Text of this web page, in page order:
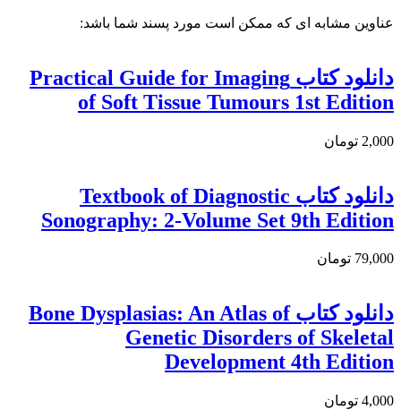
عناوین مشابه ای که ممکن است مورد پسند شما باشد:
دانلود كتاب Practical Guide for Imaging
of Soft Tissue Tumours 1st Edition
2,000 تومان
دانلود كتاب Textbook of Diagnostic
Sonography: 2-Volume Set 9th Edition
79,000 تومان
دانلود کتاب Bone Dysplasias: An Atlas of
Genetic Disorders of Skeletal
Development 4th Edition
4,000 تومان